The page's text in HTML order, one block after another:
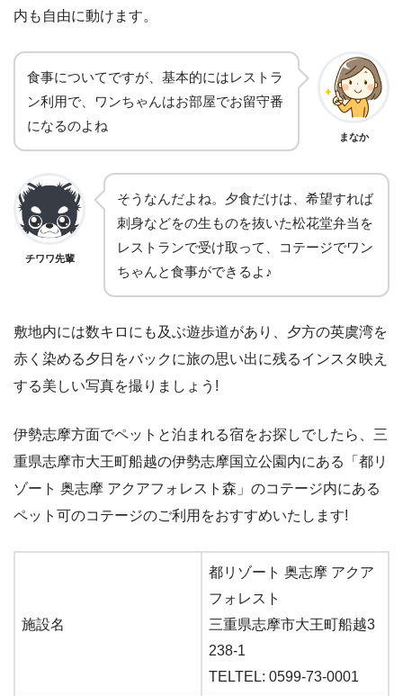
内も自由に動けます。
食事についてですが、基本的にはレストラ
ン利用で、ワンちゃんはお部屋でお留守番
になるのよね
まなか
チワワ先輩
そうなんだよね。夕食だけは、希望すれば
刺身などをの生ものを抜いた松花堂弁当を
レストランで受け取って、コテージでワン
ちゃんと食事ができるよ♪
敷地内には数キロにも及ぶ遊歩道があり、夕方の英虞湾を
赤く染める夕日をバックに旅の思い出に残るインスタ映え
する美しい写真を撮りましょう!
伊勢志摩方面でペットと泊まれる宿をお探しでしたら、三
重県志摩市大王町船越の伊勢志摩国立公園内にある「都リ
ゾート 奥志摩 アクアフォレスト森」のコテージ内にある
ペット可のコテージのご利用をおすすめいたします!
施設名
都リゾート 奥志摩 アクア
フォレスト
三重県志摩市大王町船越3
238-1
TELTEL: 0599-73-0001